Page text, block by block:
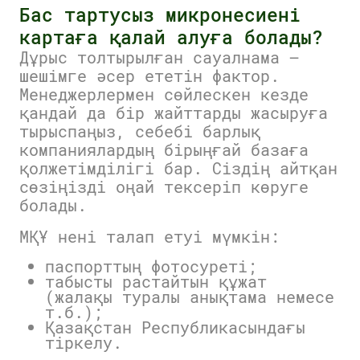
Бас тартусыз микронесиені
картаға қалай алуға болады?
Дұрыс толтырылған сауалнама —
шешімге әсер ететін фактор.
Менеджерлермен сөйлескен кезде
қандай да бір жайттарды жасыруға
тырыспаңыз, себебі барлық
компаниялардың бірыңғай базаға
қолжетімділігі бар. Сіздің айтқан
сөзіңізді оңай тексеріп көруге
болады.
МҚҰ нені талап етуі мүмкін:
паспорттың фотосуреті;
табысты растайтын құжат
(жалақы туралы анықтама немесе
т.б.);
Қазақстан Республикасындағы
тіркелу.